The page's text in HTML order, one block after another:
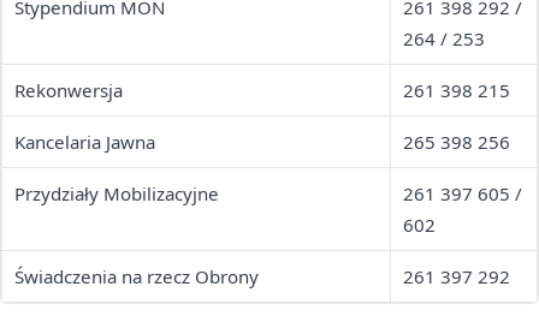
Stypendium MON
261 398 292 /
264 / 253
Rekonwersja 261 398 215
Kancelaria Jawna 265 398 256
Przydziały Mobilizacyjne
261 397 605 /
602
Świadczenia na rzecz Obrony 261 397 292